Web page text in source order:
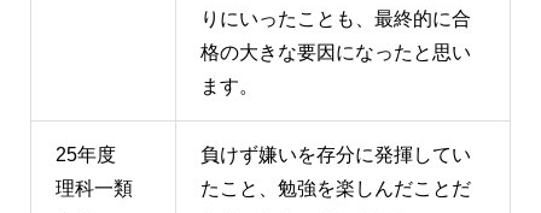
りにいったことも、最終的に合
格の大きな要因になったと思い
ます。
25年度
理科一類
負けず嫌いを存分に発揮してい
たこと、勉強を楽しんだことだ